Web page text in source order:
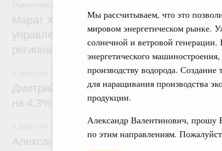
Мы рассчитываем, что это
мировом энергетическом рынке.
солнечной и ветровой
энергетического
производству водорода.
для наращивания производства
продукции.
Александр Валентинович, прошу
по этим направлениям.
Оценочная деятельность
Марат Хуснуллин: По решению
управление «ДОМ.РФ» перейдёт более
регионах
Внутренний и въездной туризм
Дмитрий Чернышенко: Внутренний
на 4,3%, въездной – на 20,1%
Оборот бензина и дизельного топлива
Александр Новак провёл совещание по